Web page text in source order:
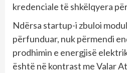
kredenciale të shkëlqyera
Ndërsa startup-i zbuloi
përfunduar, nuk përmendi
prodhimin e energjisë
është në kontrast me Valar